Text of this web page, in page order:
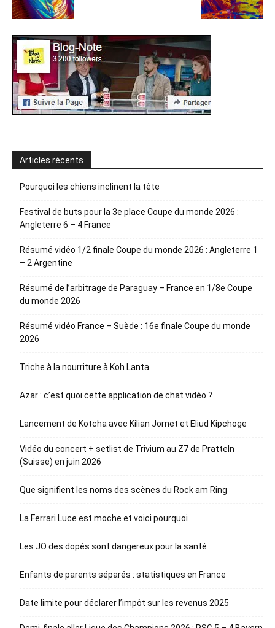
Articles récents
Pourquoi les chiens inclinent la tête
Festival de buts pour la 3e place Coupe du monde 2026 :
Angleterre 6 – 4 France
Résumé vidéo 1/2 finale Coupe du monde 2026 : Angleterre 1
– 2 Argentine
Résumé de l’arbitrage de Paraguay – France en 1/8e Coupe
du monde 2026
Résumé vidéo France – Suède : 16e finale Coupe du monde
2026
Triche à la nourriture à Koh Lanta
Azar : c’est quoi cette application de chat vidéo ?
Lancement de Kotcha avec Kilian Jornet et Eliud Kipchoge
Vidéo du concert + setlist de Trivium au Z7 de Pratteln
(Suisse) en juin 2026
Que signifient les noms des scènes du Rock am Ring
La Ferrari Luce est moche et voici pourquoi
Les JO des dopés sont dangereux pour la santé
Enfants de parents séparés : statistiques en France
Date limite pour déclarer l’impôt sur les revenus 2025